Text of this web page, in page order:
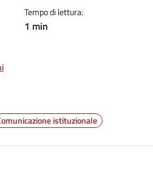
Tempo di lettura:
1 min
istituzionale